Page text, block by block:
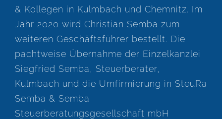
& Kollegen in Kulmbach und Chemnitz. Im
Jahr 2020 wird Christian Semba zum
weiteren Geschäftsführer bestellt. Die
pachtweise Übernahme der Einzelkanzlei
Siegfried Semba, Steuerberater,
Kulmbach und die Umfirmierung in SteuRa
Semba & Semba
Steuerberatungsgesellschaft mbH